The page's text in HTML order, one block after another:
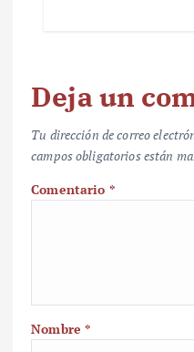
Deja un
Tu dirección de correo
campos obligatorios están
Comentario *
Nombre*